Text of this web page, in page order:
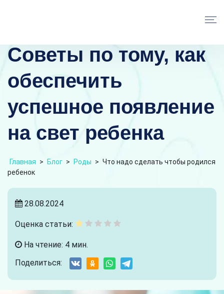
Советы по тому, как
обеспечить
успешное появление
на свет ребенка
Главная > Блог > Роды > Что надо сделать чтобы родился
ребенок
28.08.2024
Оценка статьи:
На чтение: 4 мин.
Поделиться: